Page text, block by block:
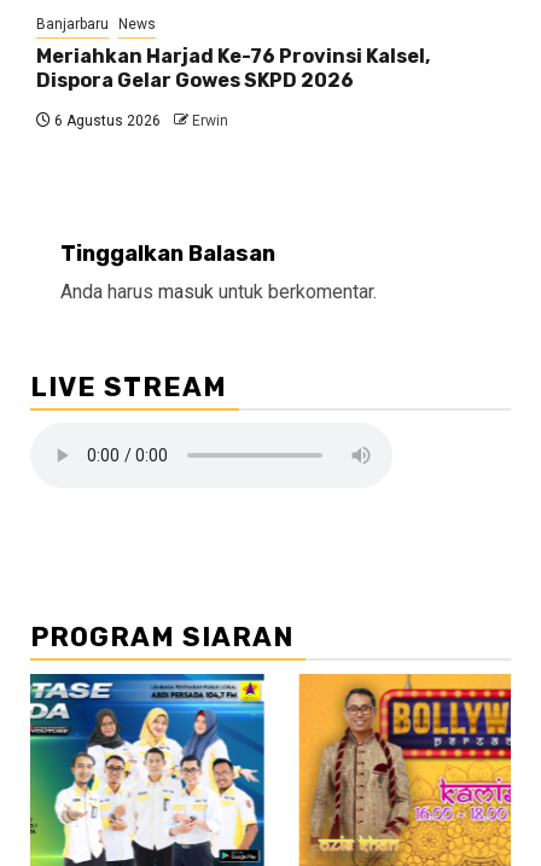
Banjarbaru News
Meriahkan Harjad Ke-76 Provinsi Kalsel,
Dispora Gelar Gowes SKPD 2026
6 Agustus 2026 Erwin
Tinggalkan Balasan
Anda harus masuk untuk berkomentar.
LIVE STREAM
PROGRAM SIARAN
//2